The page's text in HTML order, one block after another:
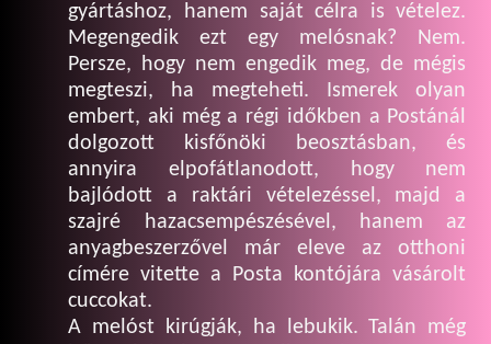
gyártáshoz, hanem saját célra is vételez.
Megengedik ezt egy melósnak? Nem.
Persze, hogy nem engedik meg, de mégis
megteszi, ha megteheti. Ismerek olyan
embert, aki még a régi időkben a Postánál
dolgozott kisfőnöki beosztásban, és
annyira elpofátlanodott, hogy nem
bajlódott a raktári vételezéssel, majd a
szajré hazacsempészésével, hanem az
anyagbeszerzővel már eleve az otthoni
címére vitette a Posta kontójára vásárolt
cuccokat.
A melóst kirúgják, ha lebukik. Talán még